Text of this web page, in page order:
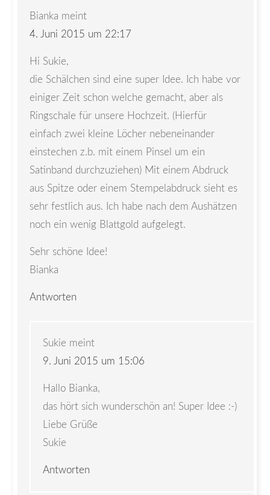
Bianka meint
4. Juni 2015 um 22:17
Hi Sukie,
die Schälchen sind eine super Idee. Ich habe vor
einiger Zeit schon welche gemacht, aber als
Ringschale für unsere Hochzeit. (Hierfür
einfach zwei kleine Löcher nebeneinander
einstechen z.b. mit einem Pinsel um ein
Satinband durchzuziehen) Mit einem Abdruck
aus Spitze oder einem Stempelabdruck sieht es
sehr festlich aus. Ich habe nach dem Aushätzen
noch ein wenig Blattgold aufgelegt.
Sehr schöne Idee!
Bianka
Antworten
Sukie meint
9. Juni 2015 um 15:06
Hallo Bianka,
das hört sich wunderschön an! Super Idee :-)
Liebe Grüße
Sukie
Antworten